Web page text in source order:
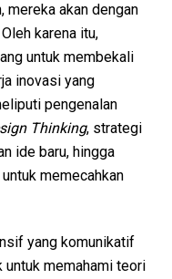
mereka akan dengan
karena itu,
untuk membekali
inovasi yang
pengenalan
Thinking, strategi
ide baru, hingga
memecahkan
yang komunikatif
untuk memahami teori